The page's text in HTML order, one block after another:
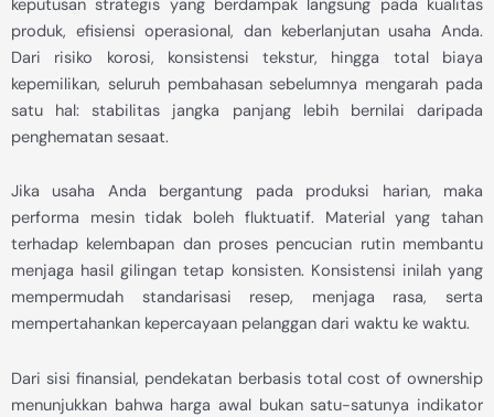
keputusan strategis yang berdampak langsung pada kualitas
produk, efisiensi operasional, dan keberlanjutan usaha Anda.
Dari risiko korosi, konsistensi tekstur, hingga total biaya
kepemilikan, seluruh pembahasan sebelumnya mengarah pada
satu hal: stabilitas jangka panjang lebih bernilai daripada
penghematan sesaat.
Jika usaha Anda bergantung pada produksi harian, maka
performa mesin tidak boleh fluktuatif. Material yang tahan
terhadap kelembapan dan proses pencucian rutin membantu
menjaga hasil gilingan tetap konsisten. Konsistensi inilah yang
mempermudah standarisasi resep, menjaga rasa, serta
mempertahankan kepercayaan pelanggan dari waktu ke waktu.
Dari sisi finansial, pendekatan berbasis total cost of ownership
menunjukkan bahwa harga awal bukan satu-satunya indikator